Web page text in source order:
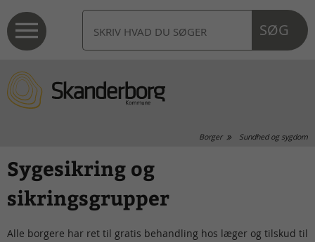
SØG
Borger Sundhed og sygdom
Sygesikring og
sikringsgrupper
Alle borgere har ret til gratis behandling hos læger og tilskud til